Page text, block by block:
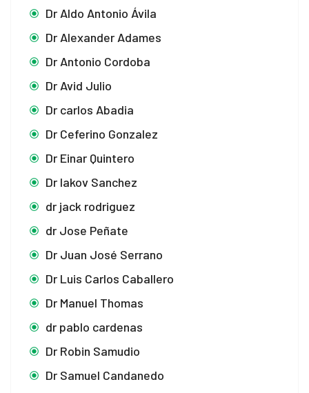
Dr Aldo Antonio Ávila
Dr Alexander Adames
Dr Antonio Cordoba
Dr Avid Julio
Dr carlos Abadia
Dr Ceferino Gonzalez
Dr Einar Quintero
Dr Iakov Sanchez
dr jack rodriguez
dr Jose Peñate
Dr Juan José Serrano
Dr Luis Carlos Caballero
Dr Manuel Thomas
dr pablo cardenas
Dr Robin Samudio
Dr Samuel Candanedo